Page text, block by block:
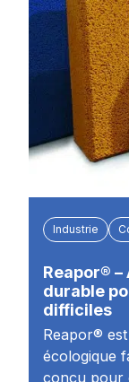
Industrie
Reapor®
durable
difficiles
Reapor®
écologique
conçu pour